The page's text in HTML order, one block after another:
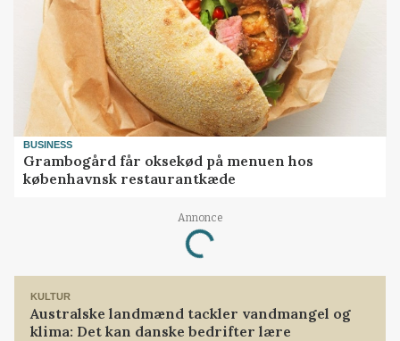
BUSINESS
Grambogård får oksekød på menuen hos
københavnsk restaurantkæde
Annonce
Loading...
KULTUR
Australske landmænd tackler vandmangel og
klima: Det kan danske bedrifter lære